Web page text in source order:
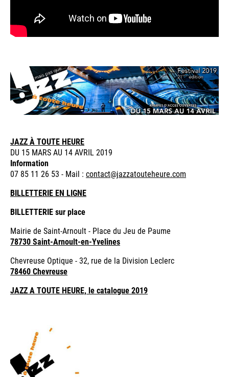
JAZZ À TOUTE HEURE
DU 15 MARS AU 14 AVRIL 2019
Information
07 85 11 26 53 - Mail : contact@jazzatouteheure.com
BILLETTERIE EN LIGNE
BILLETTERIE sur place
Mairie de Saint-Arnoult - Place du Jeu de Paume
78730 Saint-Arnoult-en-Yvelines
Chevreuse Optique - 32, rue de la Division Leclerc
78460 Chevreuse
JAZZ A TOUTE HEURE, le catalogue 2019